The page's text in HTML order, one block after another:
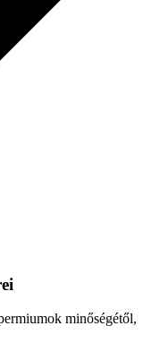
minőségétől,